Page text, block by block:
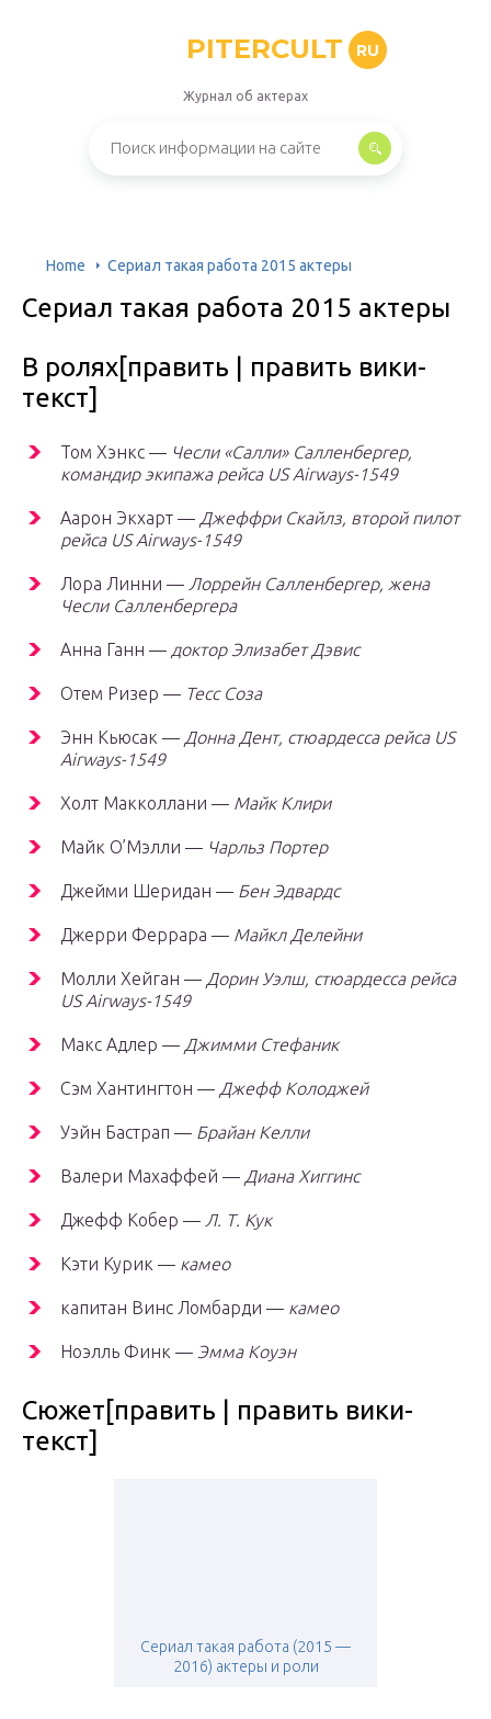
PITERCULT RU
Журнал об актерах
Home Сериал такая работа 2015 актеры
Сериал такая работа 2015 актеры
В ролях[править | править вики-
текст]
Том Хэнкс — Чесли «Салли» Салленбергер,
командир экипажа рейса US Airways-1549
Аарон Экхарт — Джеффри Скайлз, второй пилот
рейса US Airways-1549
Лора Линни — Лоррейн Салленбергер, жена
Чесли Салленбергера
Анна Ганн — доктор Элизабет Дэвис
Отем Ризер — Тесс Соза
Энн Кьюсак — Донна Дент, стюардесса рейса US
Airways-1549
Холт Макколлани — Майк Клири
Майк О’Мэлли — Чарльз Портер
Джейми Шеридан — Бен Эдвардс
Джерри Феррара — Майкл Делейни
Молли Хейган — Дорин Уэлш, стюардесса рейса
US Airways-1549
Макс Адлер — Джимми Стефаник
Сэм Хантингтон — Джефф Колоджей
Уэйн Бастрап — Брайан Келли
Валери Махаффей — Диана Хиггинс
Джефф Кобер — Л. Т. Кук
Кэти Курик — камео
капитан Винс Ломбарди — камео
Ноэлль Финк — Эмма Коуэн
Сюжет[править | править вики-
текст]
Сериал такая работа (2015 —
2016) актеры и роли